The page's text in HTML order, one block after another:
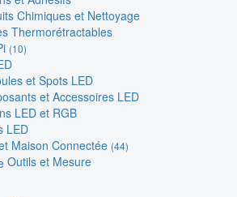
Chimiques et Nettoyage
Thermorétractables
(10)
et Spots LED
et Accessoires LED
LED et RGB
LED
Maison Connectée (44)
Outils et Mesure